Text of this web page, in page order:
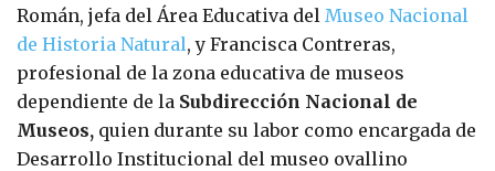
Román, jefa del Área Educativa del Museo Nacional
de Historia Natural, y Francisca Contreras,
profesional de la zona educativa de museos
dependiente de la Subdirección Nacional de
Museos, quien durante su labor como encargada de
Desarrollo Institucional del museo ovallino